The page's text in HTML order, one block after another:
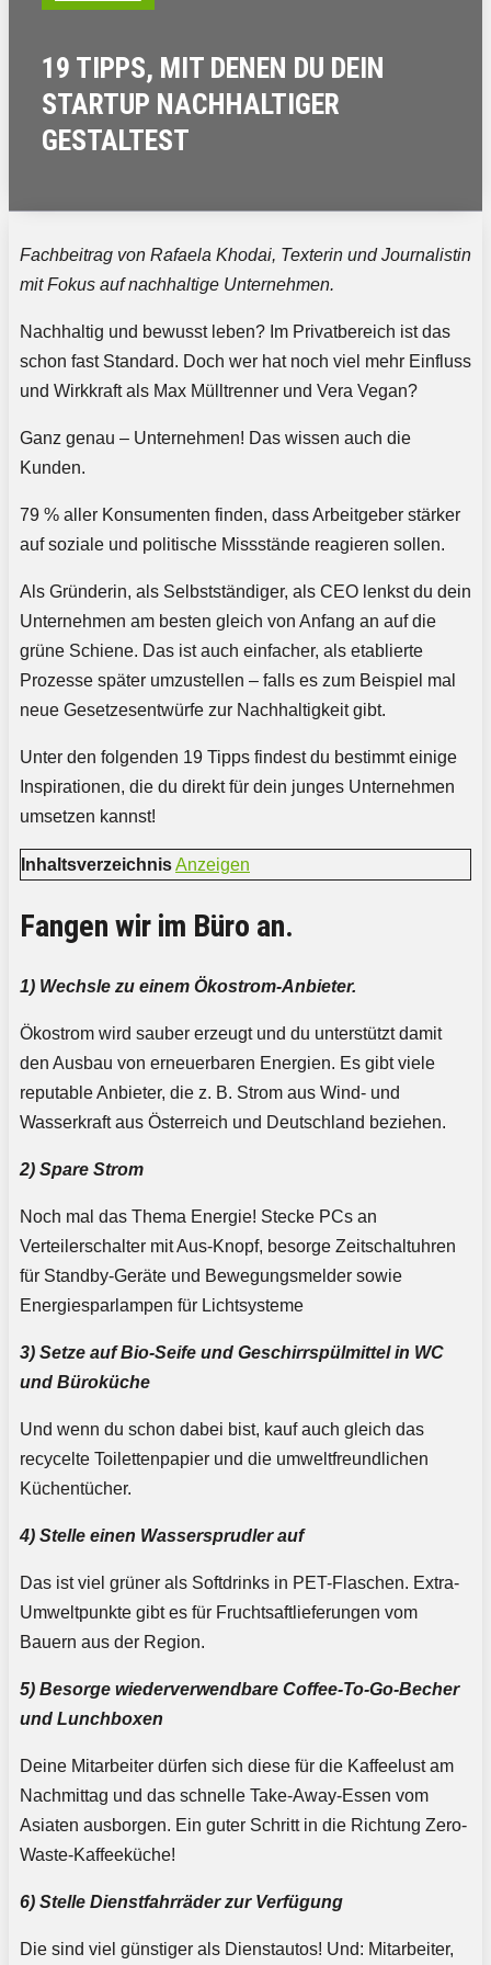
19 TIPPS, MIT DENEN DU DEIN
STARTUP NACHHALTIGER
GESTALTEST
Fachbeitrag von Rafaela Khodai, Texterin und Journalistin
mit Fokus auf nachhaltige Unternehmen.
Nachhaltig und bewusst leben? Im Privatbereich ist das
schon fast Standard. Doch wer hat noch viel mehr Einfluss
und Wirkkraft als Max Mülltrenner und Vera Vegan?
Ganz genau – Unternehmen! Das wissen auch die
Kunden.
79 % aller Konsumenten finden, dass Arbeitgeber stärker
auf soziale und politische Missstände reagieren sollen.
Als Gründerin, als Selbstständiger, als CEO lenkst du dein
Unternehmen am besten gleich von Anfang an auf die
grüne Schiene. Das ist auch einfacher, als etablierte
Prozesse später umzustellen – falls es zum Beispiel mal
neue Gesetzesentwürfe zur Nachhaltigkeit gibt.
Unter den folgenden 19 Tipps findest du bestimmt einige
Inspirationen, die du direkt für dein junges Unternehmen
umsetzen kannst!
InhaltsverzeichnisAnzeigen
Fangen wir im Büro an.
1) Wechsle zu einem Ökostrom-Anbieter.
Ökostrom wird sauber erzeugt und du unterstützt damit
den Ausbau von erneuerbaren Energien. Es gibt viele
reputable Anbieter, die z. B. Strom aus Wind- und
Wasserkraft aus Österreich und Deutschland beziehen.
2) Spare Strom
Noch mal das Thema Energie! Stecke PCs an
Verteilerschalter mit Aus-Knopf, besorge Zeitschaltuhren
für Standby-Geräte und Bewegungsmelder sowie
Energiesparlampen für Lichtsysteme
3) Setze auf Bio-Seife und Geschirrspülmittel in WC
und Büroküche
Und wenn du schon dabei bist, kauf auch gleich das
recycelte Toilettenpapier und die umweltfreundlichen
Küchentücher.
4) Stelle einen Wassersprudler auf
Das ist viel grüner als Softdrinks in PET-Flaschen. Extra-
Umweltpunkte gibt es für Fruchtsaftlieferungen vom
Bauern aus der Region.
5) Besorge wiederverwendbare Coffee-To-Go-Becher
und Lunchboxen
Deine Mitarbeiter dürfen sich diese für die Kaffeelust am
Nachmittag und das schnelle Take-Away-Essen vom
Asiaten ausborgen. Ein guter Schritt in die Richtung Zero-
Waste-Kaffeeküche!
6) Stelle Dienstfahrräder zur Verfügung
Die sind viel günstiger als Dienstautos! Und: Mitarbeiter,